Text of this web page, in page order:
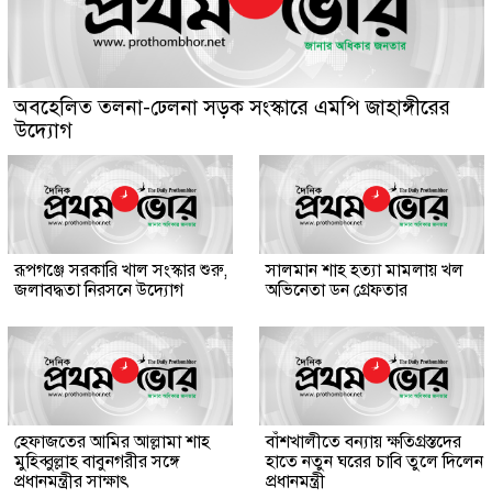
অবহেলিত তলনা-ঢেলনা সড়ক সংস্কারে এমপি জাহাঙ্গীরের
উদ্যোগ
রূপগঞ্জে সরকারি খাল সংস্কার শুরু,
জলাবদ্ধতা নিরসনে উদ্যোগ
সালমান শাহ হত্যা মামলায় খল
অভিনেতা ডন গ্রেফতার
হেফাজতের আমির আল্লামা শাহ
মুহিব্বুল্লাহ বাবুনগরীর সঙ্গে
প্রধানমন্ত্রীর সাক্ষাৎ
বাঁশখালীতে বন্যায় ক্ষতিগ্রস্তদের
হাতে নতুন ঘরের চাবি তুলে দিলেন
প্রধানমন্ত্রী